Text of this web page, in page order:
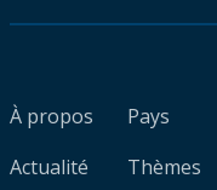
À propos
Actualité
Pays
Thèmes